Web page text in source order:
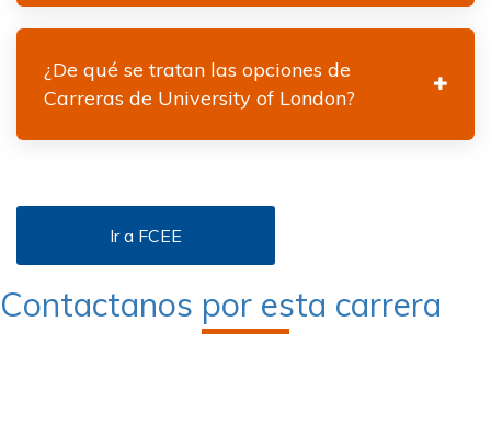
¿De qué se tratan las opciones de
Carreras de University of London?
Ir a FCEE
Contactanos por esta carrera